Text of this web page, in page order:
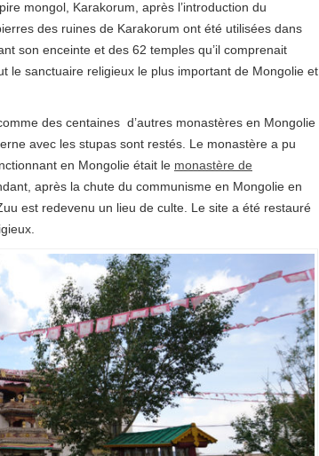
mongol, Karakorum , après l’introduction du
des ruines de Karakorum ont été utilisées dans
son enceinte et des 62 temples qu’il comprenait
le sanctuaire religieux le plus important de Mongolie et
des centaines d’autres monastères en Mongolie
avec les stupas sont restés. Le monastère a pu
en Mongolie était le monastère de
après la chute du communisme en Mongolie en
est redevenu un lieu de culte. Le site a été restauré